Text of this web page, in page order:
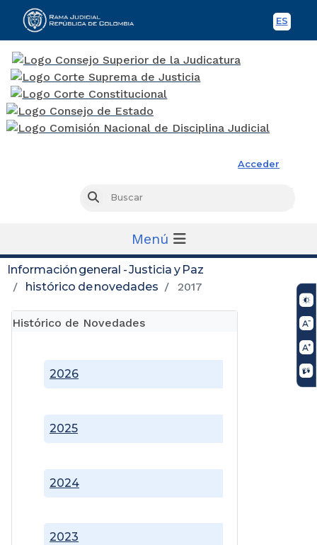
ES
Acceder
Buscar
Menú
Información general - Justicia y Paz
histórico de novedades
2017
Histórico de Novedades
2023
2024
2025
2026